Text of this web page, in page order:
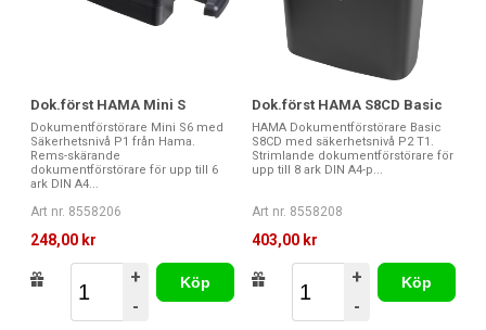
Dok.först HAMA Mini S
Dokumentförstörare Mini S6 med
Säkerhetsnivå P1 från Hama.
Rems-skärande
dokumentförstörare för upp till 6
ark DIN A4...
Art nr. 8558206
248,00 kr
+
-
Köp
Dok.först HAMA S8CD Basic
HAMA Dokumentförstörare Basic
S8CD med säkerhetsnivå P2 T1.
Strimlande dokumentförstörare för
upp till 8 ark DIN A4-p...
Art nr. 8558208
403,00 kr
+
-
Köp